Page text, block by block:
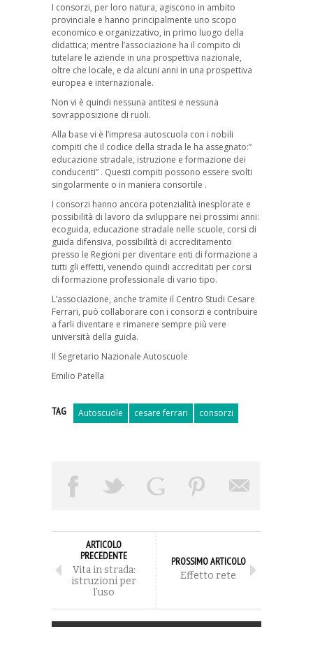
I consorzi, per loro natura, agiscono in ambito
provinciale e hanno principalmente uno scopo
economico e organizzativo, in primo luogo della
didattica; mentre l’associazione ha il compito di
tutelare le aziende in una prospettiva nazionale,
oltre che locale, e da alcuni anni in una prospettiva
europea e internazionale.
Non vi è quindi nessuna antitesi e nessuna
sovrapposizione di ruoli.
Alla base vi è l’impresa autoscuola con i nobili
compiti che il codice della strada le ha assegnato:”
educazione stradale, istruzione e formazione dei
conducenti” . Questi compiti possono essere svolti
singolarmente o in maniera consortile .
I consorzi hanno ancora potenzialità inesplorate e
possibilità di lavoro da sviluppare nei prossimi anni:
ecoguida, educazione stradale nelle scuole, corsi di
guida difensiva, possibilità di accreditamento
presso le Regioni per diventare enti di formazione a
tutti gli effetti, venendo quindi accreditati per corsi
di formazione professionale di vario tipo.
L’associazione, anche tramite il Centro Studi Cesare
Ferrari, può collaborare con i consorzi e contribuire
a farli diventare e rimanere sempre più vere
università della guida.
Il Segretario Nazionale Autoscuole
Emilio Patella
TAG Autoscuole cesare ferrari consorzi
ARTICOLO
PRECEDENTE
Vita in strada:
istruzioni per
l’uso
PROSSIMO ARTICOLO
Effetto rete